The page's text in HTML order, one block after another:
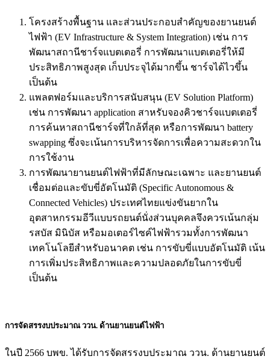
โครงสร้างพื้นฐาน และส่วนประกอบสำคัญของยานยนต์
ไฟฟ้า (EV Infrastructure & System Integration) เช่น การ
พัฒนาสถานีชาร์จแบตเตอรี่ การพัฒนาแบตเตอรี่ให้มี
ประสิทธิภาพสูงสุด เก็บประจุได้มากขึ้น ชาร์จได้ไวขึ้น
เป็นต้น
แพลตฟอร์มและบริการสนับสนุน (EV Solution Platform)
เช่น การพัฒนา application สาหรับจองคิวชาร์จแบตเตอรี่
การค้นหาสถานีชาร์จที่ใกล้ที่สุด หรือการพัฒนา battery
swapping ซึ่งจะเน้นการบริหารจัดการเพื่อความสะดวกใน
การใช้งาน
การพัฒนายานยนต์ไฟฟ้าที่มีลักษณะเฉพาะ และยานยนต์
เชื่อมต่อและขับขี่อัตโนมัติ (Specific Autonomous &
Connected Vehicles) ประเทศไทยแข่งขันยากใน
อุตสาหกรรมอีวีแบบรถยนต์นั่งส่วนบุคคลจึงควรเน้นกลุ่ม
รสบัส มินิบัส หรือมอเตอร์ไซค์ไฟฟ้ารวมทั้งการพัฒนา
เทคโนโลยีสำหรับอนาคต เช่น การขับขี่แบบอัตโนมัติ เน้น
การเพิ่มประสิทธิภาพและความปลอดภัยในการขับขี่
เป็นต้น
การจัดสรรงบประมาณ ววน. ด้านยานยนต์ไฟฟ้า
ในปี 2566 บพข. ได้รับการจัดสรรงบประมาณ ววน. ด้านยานยนต์